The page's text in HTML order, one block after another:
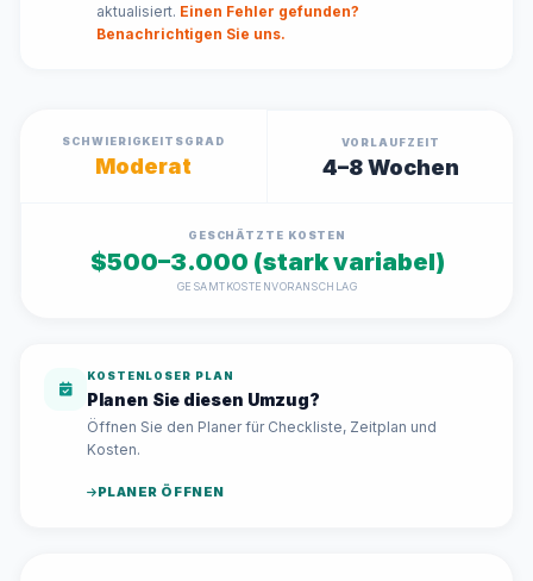
aktualisiert. Einen Fehler gefunden?
Benachrichtigen Sie uns.
SCHWIERIGKEITSGRAD
Moderat
VORLAUFZEIT
4–8 Wochen
GESCHÄTZTE KOSTEN
$500–3.000 (stark variabel)
GESAMTKOSTENVORANSCHLAG
KOSTENLOSER PLAN
Planen Sie diesen Umzug?
Öffnen Sie den Planer für Checkliste, Zeitplan und
Kosten.
PLANER ÖFFNEN